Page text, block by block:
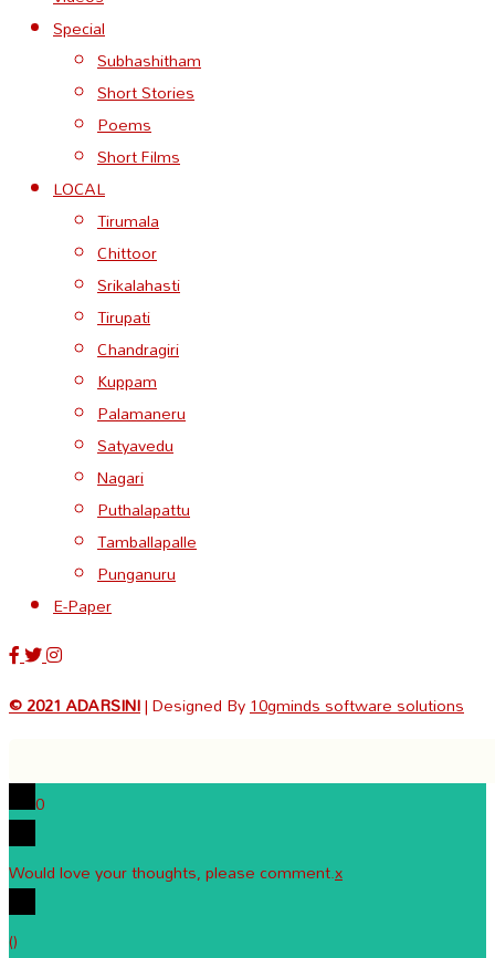
Special
Subhashitham
Short Stories
Poems
Short Films
LOCAL
Tirumala
Chittoor
Srikalahasti
Tirupati
Chandragiri
Kuppam
Palamaneru
Satyavedu
Nagari
Puthalapattu
Tamballapalle
Punganuru
E-Paper
© 2021 ADARSINI| Designed By10gminds software solutions
0
Would love your thoughts, please comment.x
()